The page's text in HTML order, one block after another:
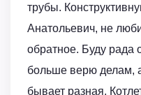
трубы.
Анатольевич, не
обратное. Буду рада
больше верю делам,
бывает разная.